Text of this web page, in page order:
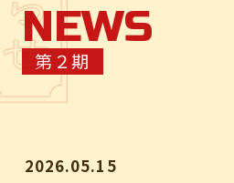
JP EN
MOVIE
NEWS
NEWS
第２期
2026.05.15